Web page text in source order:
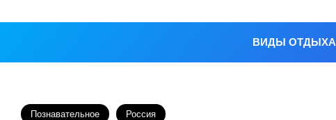
ВИДЫ ОТДЫХА
Познавательное Россия